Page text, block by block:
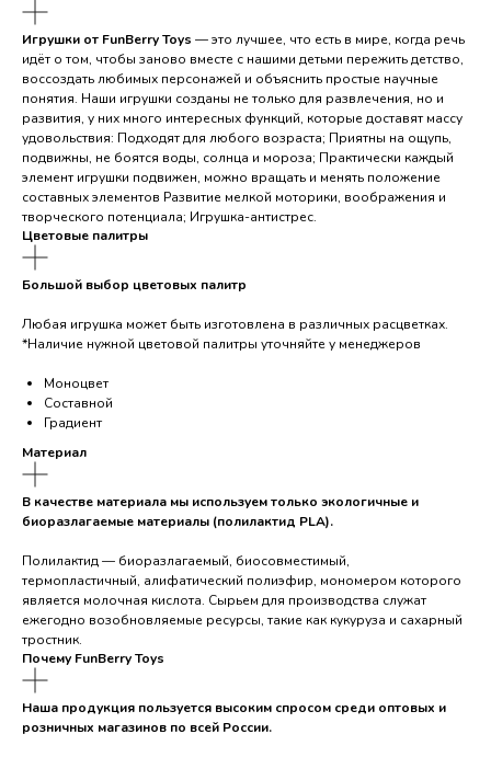
Игрушки от FunBerry Toys — это лучшее, что есть в мире, когда речь
идёт о том, чтобы заново вместе с нашими детьми пережить детство,
воссоздать любимых персонажей и объяснить простые научные
понятия. Наши игрушки созданы не только для развлечения, но и
развития, у них много интересных функций, которые доставят массу
удовольствия: Подходят для любого возраста; Приятны на ощупь,
подвижны, не боятся воды, солнца и мороза; Практически каждый
элемент игрушки подвижен, можно вращать и менять положение
составных элементов Развитие мелкой моторики, воображения и
творческого потенциала; Игрушка-антистрес.
Цветовые палитры
Большой выбор цветовых палитр
Любая игрушка может быть изготовлена в различных расцветках.
*Наличие нужной цветовой палитры уточняйте у менеджеров
Моноцвет
Составной
Градиент
Материал
В качестве материала мы используем только экологичные и
биоразлагаемые материалы (полилактид PLA).
Полилактид — биоразлагаемый, биосовместимый,
термопластичный, алифатический полиэфир, мономером которого
является молочная кислота. Сырьем для производства служат
ежегодно возобновляемые ресурсы, такие как кукуруза и сахарный
тростник.
Почему FunBerry Toys
Наша продукция пользуется высоким спросом среди оптовых и
розничных магазинов по всей России.